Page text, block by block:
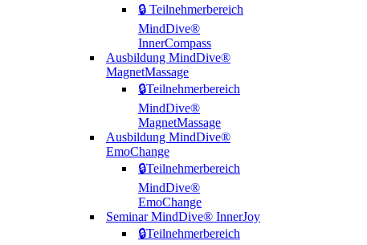
🔒 Teilnehmerbereich
MindDive®
InnerCompass
Ausbildung MindDive®
MagnetMassage
🔒Teilnehmerbereich
MindDive®
MagnetMassage
Ausbildung MindDive®
EmoChange
🔒Teilnehmerbereich
MindDive®
EmoChange
Seminar MindDive® InnerJoy
🔒Teilnehmerbereich